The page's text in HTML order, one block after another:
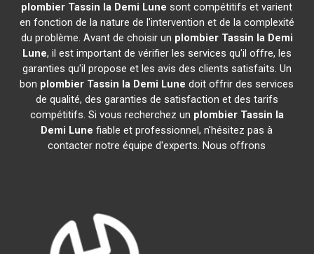
plombier Tassin la Demi Lune sont compétitifs et varient
en fonction de la nature de l'intervention et de la complexité
du problème. Avant de choisir un plombier Tassin la Demi
Lune, il est important de vérifier les services qu'il offre, les
garanties qu'il propose et les avis des clients satisfaits. Un
bon plombier Tassin la Demi Lune doit offrir des services
de qualité, des garanties de satisfaction et des tarifs
compétitifs. Si vous recherchez un plombier Tassin la
Demi Lune fiable et professionnel, n'hésitez pas à
contacter notre équipe d'experts. Nous offrons